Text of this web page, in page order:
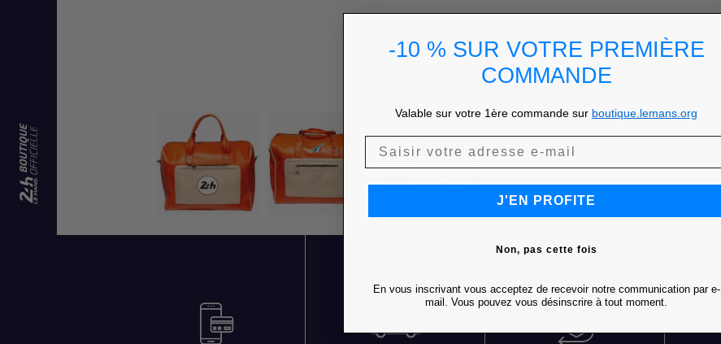
-10 % SUR VOTRE PREMIÈRE
COMMANDE
Valable sur votre 1ère commande sur boutique.lemans.org
J'EN PROFITE
Non, pas cette fois
En vous inscrivant vous acceptez de recevoir notre communication par e-
mail. Vous pouvez vous désinscrire à tout moment.